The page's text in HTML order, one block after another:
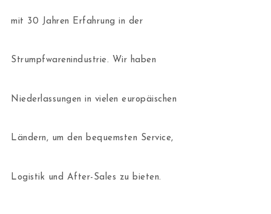
mit 30 Jahren Erfahrung in der
Strumpfwarenindustrie. Wir haben
Niederlassungen in vielen europäischen
Ländern, um den bequemsten Service,
Logistik und After-Sales zu bieten.